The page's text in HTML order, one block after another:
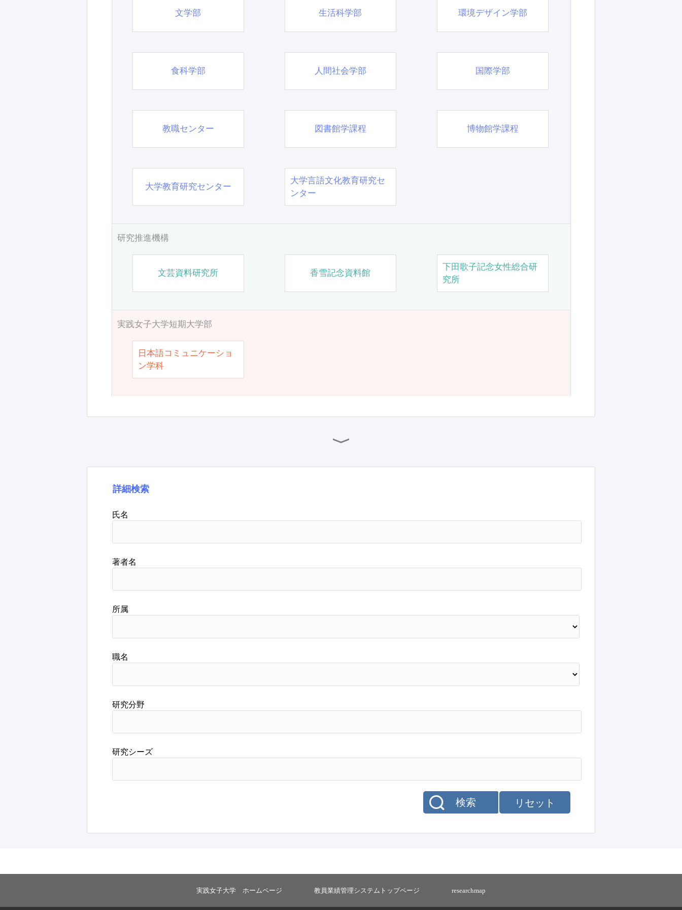
文学部 生活科学部 環境デザイン学部
食科学部 人間社会学部 国際学部
教職センター 図書館学課程 博物館学課程
大学教育研究センター
大学言語文化教育研究セ
ンター
研究推進機構
文芸資料研究所 香雪記念資料館
下田歌子記念女性総合研
究所
実践女子大学短期大学部
日本語コミュニケーショ
ン学科
詳細検索
氏名
著者名
所属
職名
研究分野
研究シーズ
リセット
検索
実践女子大学 ホームページ 教員業績管理システムトップページ researchmap